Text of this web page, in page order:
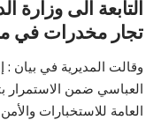
تجار مخدرات في
وقالت المديرية في بيان :
العباسي ضمن الاستمرار
العامة للاستخبارات